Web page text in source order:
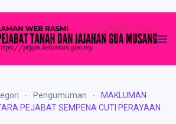
Pengumuman
MAKLUMAN
PEJABAT SEMPENA CUTI PERAYAAN